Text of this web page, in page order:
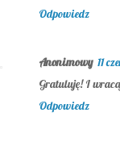
Odpowiedz
Anonimowy 11
Gratuluję! I
Odpowiedz